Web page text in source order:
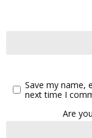
Save my name,
next time I
Are